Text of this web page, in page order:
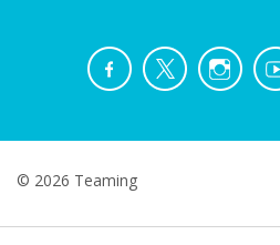
© 2026 Teaming